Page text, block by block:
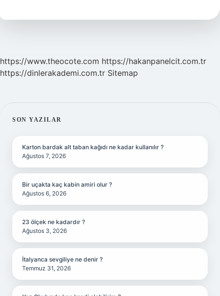
https://www.theocote.com https://hakanpanelcit.com.tr
https://dinlerakademi.com.tr Sitemap
SIDEBAR
SON YAZILAR
Karton bardak alt taban kağıdı ne kadar kullanılır ?
Ağustos 7, 2026
Bir uçakta kaç kabin amiri olur ?
Ağustos 6, 2026
23 ölçek ne kadardır ?
Ağustos 3, 2026
İtalyanca sevgiliye ne denir ?
Temmuz 31, 2026